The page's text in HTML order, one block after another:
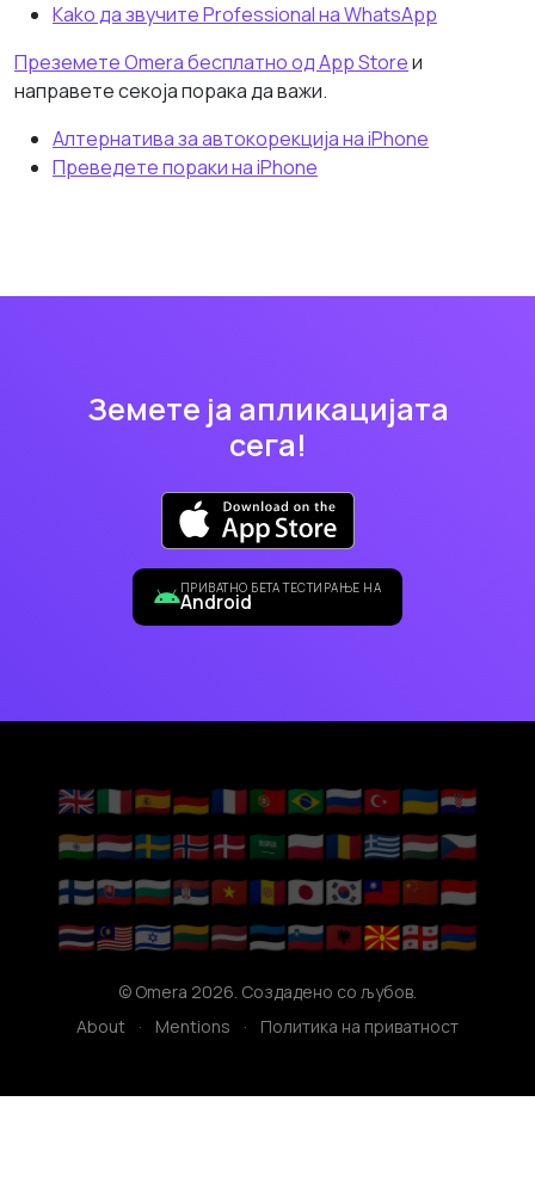
Kako да звучите Professional на WhatsApp
Преземете Omera бесплатно од App Storeи
направете секоја порака да важи.
Алтернатива за автокорекција на iPhone
Преведете пораки на iPhone
Земете ја апликацијата
сега!
ПРИВАТНО БЕТА ТЕСТИРАЊЕ НА
Android
🇬🇧🇮🇹🇪🇸🇩🇪🇫🇷🇵🇹🇧🇷🇷🇺🇹🇷🇺🇦🇭🇷
🇮🇳🇳🇱🇸🇪🇳🇴🇩🇰🇸🇦🇵🇱🇷🇴🇬🇷🇭🇺🇨🇿
🇫🇮🇸🇰🇧🇬🇷🇸🇻🇳🇦🇩🇯🇵🇰🇷🇹🇼🇨🇳🇮🇩
🇹🇭🇲🇾🇮🇱🇱🇹🇱🇻🇪🇪🇸🇮🇦🇱🇲🇰🇬🇪🇦🇲
© Omera 2026. Создадено со љубов.
About
· Mentions · Политика на приватност